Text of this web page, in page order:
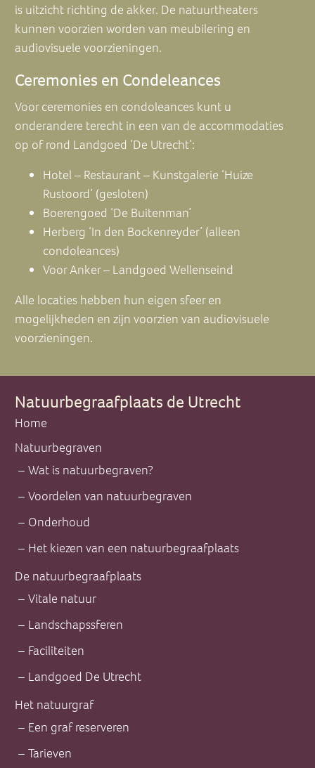
is uitzicht richting de akker. De natuurtheaters
kunnen voorzien worden van meubilering en
audiovisuele voorzieningen.
Ceremonies en Condeleances
Voor ceremonies en condoleances kunt u
onderandere terecht in een van de accommodaties
op of rond Landgoed ‘De Utrecht’:
Hotel – Restaurant – Kunstgalerie ‘Huize
Rustoord’ (gesloten)
Boerengoed ‘De Buitenman’
Herberg ‘In den Bockenreyder’ (alleen
condoleances)
Voor Anker – Landgoed Wellenseind
Alle locaties hebben hun eigen sfeer en
mogelijkheden en zijn voorzien van audiovisuele
voorzieningen.
Natuurbegraafplaats de Utrecht
Home
Natuurbegraven
Wat is natuurbegraven?
Voordelen van natuurbegraven
Onderhoud
Het kiezen van een natuurbegraafplaats
De natuurbegraafplaats
Vitale natuur
Landschapssferen
Faciliteiten
Landgoed De Utrecht
Het natuurgraf
Een graf reserveren
Tarieven